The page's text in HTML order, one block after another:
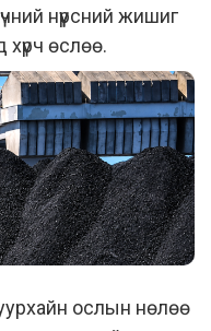
нүүрсний жишиг
өслөө.
ослын нөлөө